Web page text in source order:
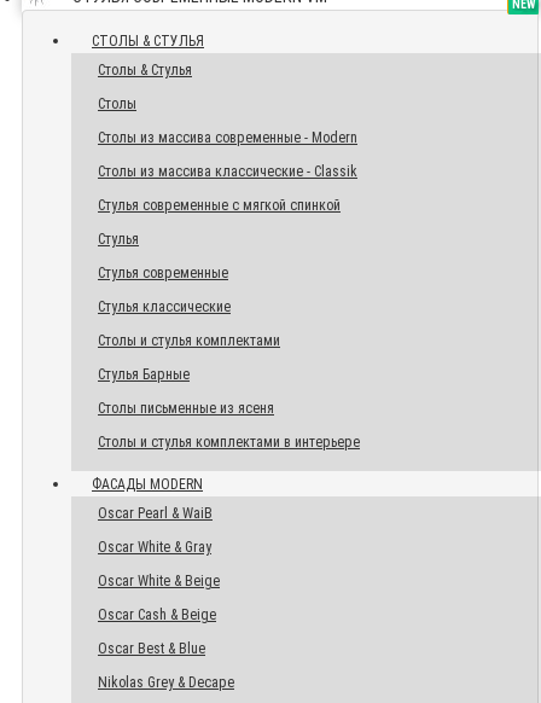
TOP
СТОЛЫ & СТУЛЬЯ
Столы & Стулья
Столы
Столы из массива современные - Modern
Столы из массива классические - Classik
Стулья современные с мягкой спинкой
Стулья
Стулья современные
Стулья классические
Столы и стулья комплектами
Стулья Барные
Столы письменные из ясеня
Столы и стулья комплектами в интерьере
NEW
ФАСАДЫ MODERN
Oscar Pearl & WaiB
Oscar White & Gray
Oscar White & Beige
Oscar Cash & Beige
Oscar Best & Blue
Nikolas Grey & Decape
NEW
NEW